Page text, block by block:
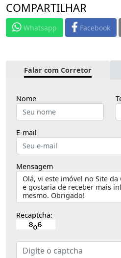
COMPARTILHAR
Whatsapp Facebook
Falar com Corretor
Nome
E-mail
Mensagem
Recaptcha: